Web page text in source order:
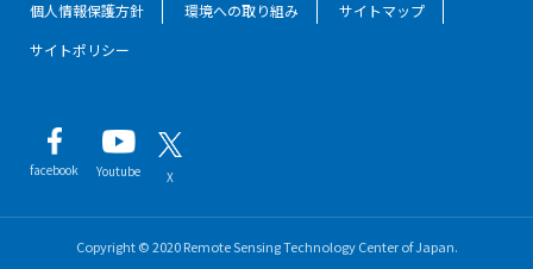
個人情報保護方針 環境への取り組み
サイトマップ
サイトポリシー
facebook Youtube X
Copyright © 2020 Remote Sensing Technology Center of Japan.